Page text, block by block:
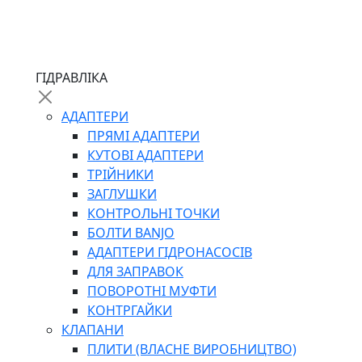
СИЛОВІ
ДРОТЯНІ
ПРУЖИННІ
НЕЙЛОНОВІ
ПРОРЕЗИНЕНІ
АВТОТОВАРИ
АВТОХІМІЯ
ДОМКРАТИ
ГІДРАВЛІКА
АДАПТЕРИ
ПРЯМІ АДАПТЕРИ
КУТОВІ АДАПТЕРИ
ТРІЙНИКИ
ЗАГЛУШКИ
КОНТРОЛЬНІ ТОЧКИ
БОЛТИ BANJO
АДАПТЕРИ ГІДРОНАСОСІВ
ДЛЯ ЗАПРАВОК
ПОВОРОТНІ МУФТИ
КОНТРГАЙКИ
КЛАПАНИ
ПЛИТИ (ВЛАСНЕ ВИРОБНИЦТВО)